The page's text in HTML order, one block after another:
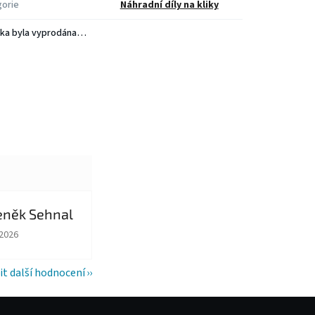
Náhradní díly na kliky
byla vyprodána…
Sehnal
obchodu je 5 z 5 hvězdiček.
další hodnocení